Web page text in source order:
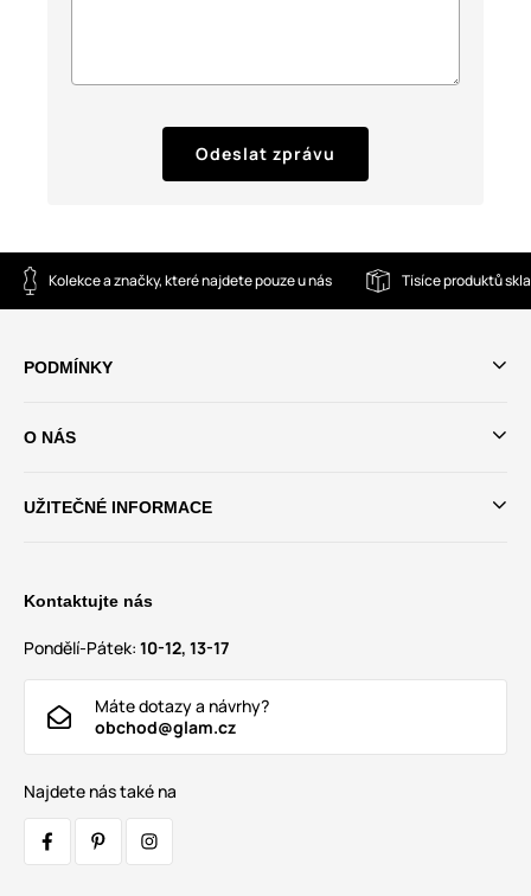
Odeslat zprávu
Kolekce a značky, které najdete pouze u nás Tisíce produktů
PODMÍNKY
O NÁS
UŽITEČNÉ INFORMACE
Kontaktujte nás
Pondělí-Pátek: 10-12, 13-17
Máte dotazy a návrhy?
obchod@glam.cz
Najdete nás také na